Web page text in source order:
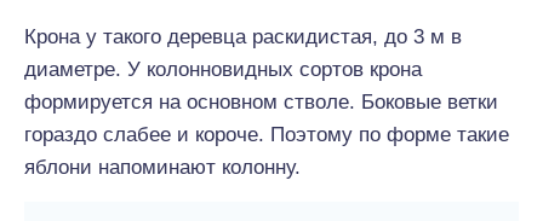
Крона у такого деревца раскидистая, до 3 м в
диаметре. У колонновидных сортов крона
формируется на основном стволе. Боковые ветки
гораздо слабее и короче. Поэтому по форме такие
яблони напоминают колонну.